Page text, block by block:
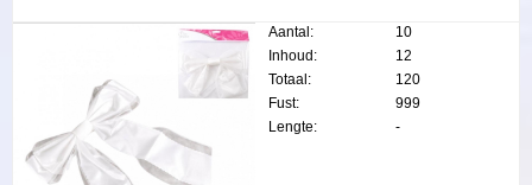
Aantal:
10
Inhoud:
12
Totaal:
120
Fust:
999
Lengte:
-